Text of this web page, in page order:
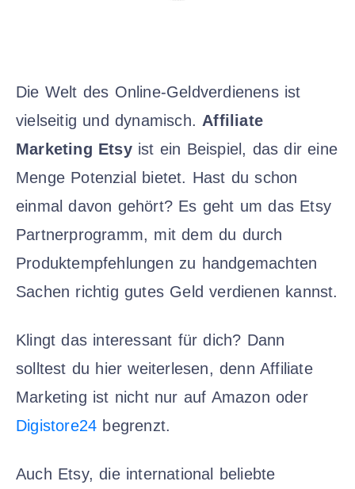
Die Welt des Online-Geldverdienens ist
vielseitig und dynamisch. Affiliate
Marketing Etsyist ein Beispiel, das dir eine
Menge Potenzial bietet. Hast du schon
einmal davon gehört? Es geht um das Etsy
Partnerprogramm, mit dem du durch
Produktempfehlungen zu handgemachten
Sachen richtig gutes Geld verdienen kannst.
Klingt das interessant für dich? Dann
solltest du hier weiterlesen, denn Affiliate
Marketing ist nicht nur auf Amazon oder
Digistore24 begrenzt.
Auch Etsy, die international beliebte